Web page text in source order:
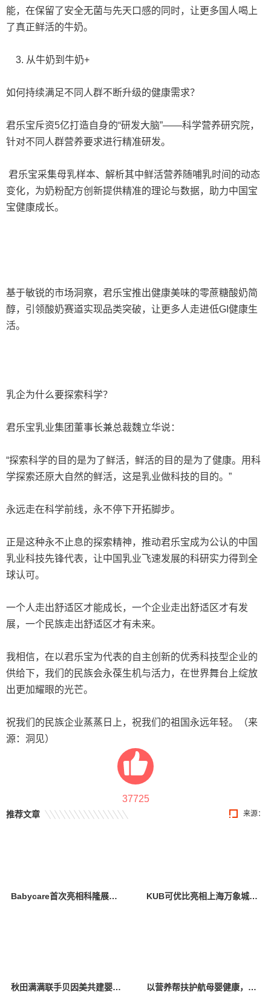
能，在保留了安全无菌与先天口感的同时，让更多国人喝上
了真正鲜活的牛奶。
3. 从牛奶到牛奶+
如何持续满足不同人群不断升级的健康需求？
君乐宝斥资5亿打造自身的“研发大脑”——科学营养研究院，
针对不同人群营养要求进行精准研发。
君乐宝采集母乳样本、解析其中鲜活营养随哺乳时间的动态
变化，为奶粉配方创新提供精准的理论与数据，助力中国宝
宝健康成长。
基于敏锐的市场洞察，君乐宝推出健康美味的零蔗糖酸奶简
醇，引领酸奶赛道实现品类突破，让更多人走进低GI健康生
活。
乳企为什么要探索科学？
君乐宝乳业集团董事长兼总裁魏立华说：
“探索科学的目的是为了鲜活，鲜活的目的是为了健康。用科
学探索还原大自然的鲜活，这是乳业做科技的目的。”
永远走在科学前线，永不停下开拓脚步。
正是这种永不止息的探索精神，推动君乐宝成为公认的中国
乳业科技先锋代表，让中国乳业飞速发展的科研实力得到全
球认可。
一个人走出舒适区才能成长，一个企业走出舒适区才有发
展，一个民族走出舒适区才有未来。
我相信，在以君乐宝为代表的自主创新的优秀科技型企业的
供给下，我们的民族会永葆生机与活力，在世界舞台上绽放
出更加耀眼的光芒。
祝我们的民族企业蒸蒸日上，祝我们的祖国永远年轻。（来
源：洞见）
37725
来源：
推荐文章
Babycare首次亮相科隆展，创新设计与卓越产品力引全球瞩目 KUB可优比亮相上海万象城，引领自然式养育新风尚
秋田满满联手贝因美共建婴辅营养联合创新实验室 深拓婴辅领域科研创新 以营养帮扶护航母婴健康，金领冠50°超凡守护公益行动落地云南